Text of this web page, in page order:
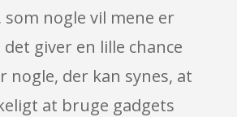
nogle vil mene er
giver en lille chance
nogle, der kan synes, at
at bruge gadgets